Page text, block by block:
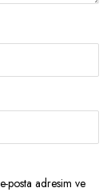
posta adresim ve